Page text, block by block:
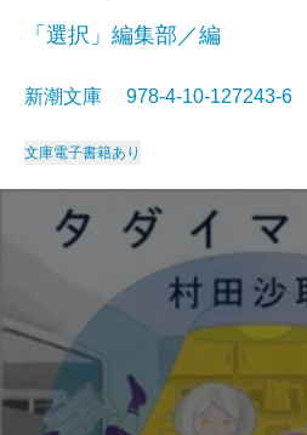
「選択」編集部／編
新潮文庫 978-4-10-127243-
文庫電子書籍あり